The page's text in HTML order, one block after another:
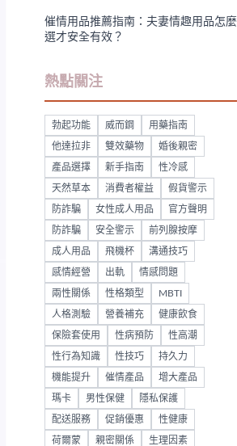
催情用品推薦指南：夫妻情趣用品怎麼
選才安全有效？
熱點關注
勃起功能 威而鋼 用藥指南
他達拉非 雙效藥物 婚後親密
產品選擇 新手指南 性冷感
天然草本 消費者權益 假貨警示
防詐騙 女性成人用品 官方聲明
防詐騙 安全警示 前列腺按摩
成人用品 飛機杯 溝通技巧
感情經營 出軌 情感問題
兩性關係 性格類型 MBTI
人格測驗 營養補充 健康飲食
保險套使用 性病預防 性高潮
性行為知識 性技巧 持久力
機能提升 催情產品 增大產品
瑪卡 男性保健 隱私保護
配送服務 促銷優惠 性健康
荷爾蒙 親密關係 生理因素